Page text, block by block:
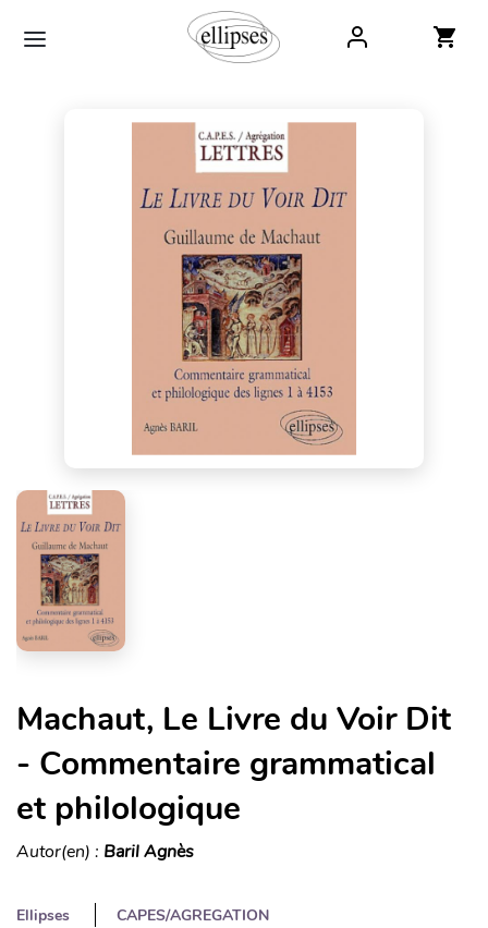
Machaut, Le Livre du Voir Dit
- Commentaire grammatical
et philologique
Autor(en) : Baril Agnès
Ellipses
CAPES/AGREGATION